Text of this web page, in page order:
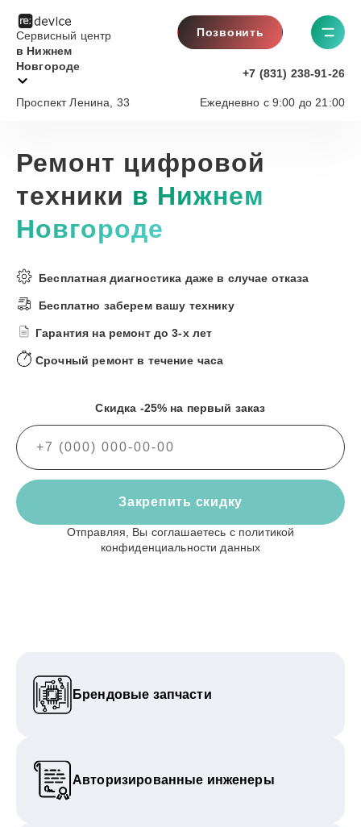
Сервисный центр
в Нижнем
Новгороде
Позвонить
+7 (831) 238-91-26
Ежедневно с 9:00 до 21:00
Проспект Ленина, 33
Ремонт цифровой
техники в Нижнем
Новгороде
Бесплатная диагностика даже в случае отказа
Бесплатно заберем вашу технику
Гарантия на ремонтдо 3-х лет
Срочный ремонт в течение часа
Скидка -25% на первый заказ
Закрепить скидку
Отправляя, Вы соглашаетесь с политикой
конфиденциальности данных
Брендовые запчасти
Авторизированные инженеры